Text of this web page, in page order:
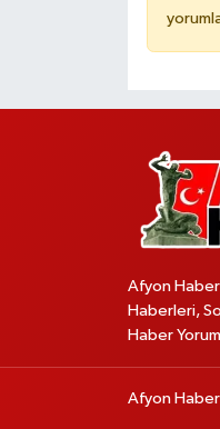
Afyon
Haberleri,
Haber
Afyon Haber